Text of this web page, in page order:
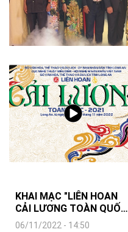
KHAI MẠC "LIÊN HOAN
CẢI LƯƠNG TOÀN QUỐC
- 2021"
06/11/2022 - 14:50